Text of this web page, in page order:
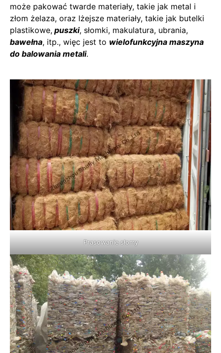
może pakować twarde materiały, takie jak metal i
złom żelaza, oraz lżejsze materiały, takie jak butelki
plastikowe, puszki, słomki, makulatura, ubrania,
bawełna, itp., więc jest to wielofunkcyjna maszyna
do balowania metali.
Prasowanie słomy